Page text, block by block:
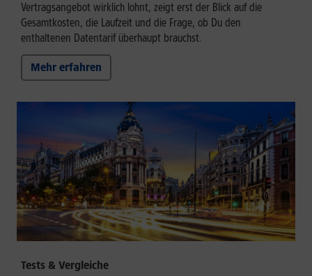
Vertragsangebot wirklich lohnt, zeigt erst der Blick auf die
Gesamtkosten, die Laufzeit und die Frage, ob Du den
enthaltenen Datentarif überhaupt brauchst.
Mehr erfahren
Tests & Vergleiche